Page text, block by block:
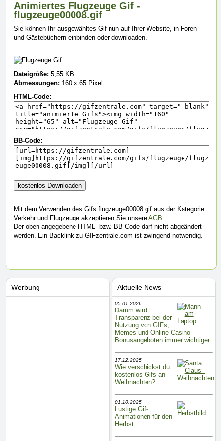
Animiertes Flugzeuge Gif -
flugzeuge00008.gif
Sie können Ihr ausgewähltes Gif nun auf Ihrer Website, in Foren
und Gästebüchern einbinden oder downloaden.
Dateigröße: 5,55 KB
Abmessungen: 160 x 65 Pixel
HTML-Code:
BB-Code:
Mit dem Verwenden des Gifs flugzeuge00008.gif aus der Kategorie
Verkehr und Flugzeuge akzeptieren Sie unsere AGB.
Der oben angegebene HTML- bzw. BB-Code darf nicht abgeändert
werden. Ein Backlink zu GIFzentrale.com ist zwingend notwendig.
Aktuelle News
05.01.2026
Darum wird
Transparenz bei der
Nutzung von GIFs,
Memes und Online Casino
Bonusangeboten immer wichtiger
17.12.2025
Wie verschickst du
kostenlos Gifs an
Weihnachten?
01.10.2025
Lustige Gif-
Animationen für den
Herbst
Werbung